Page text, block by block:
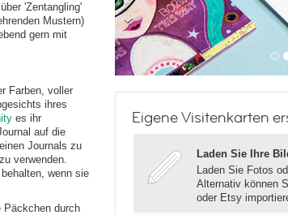
'Zentangling'
Mustern)
gern mit
Farben, voller
ihres
es ihr
auf die
Journals zu
verwenden.
wenn sie
Päckchen durch
Eigene Visitenkarten
Laden Sie Ihre
Laden Sie Fotos
Alternativ können
oder Etsy